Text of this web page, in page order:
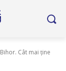
Cât mai ține